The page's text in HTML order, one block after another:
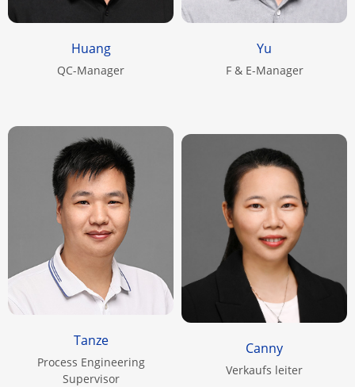
Huang
QC-Manager
Yu
F & E-Manager
Tanze
Process Engineering
Supervisor
Canny
Verkaufs leiter